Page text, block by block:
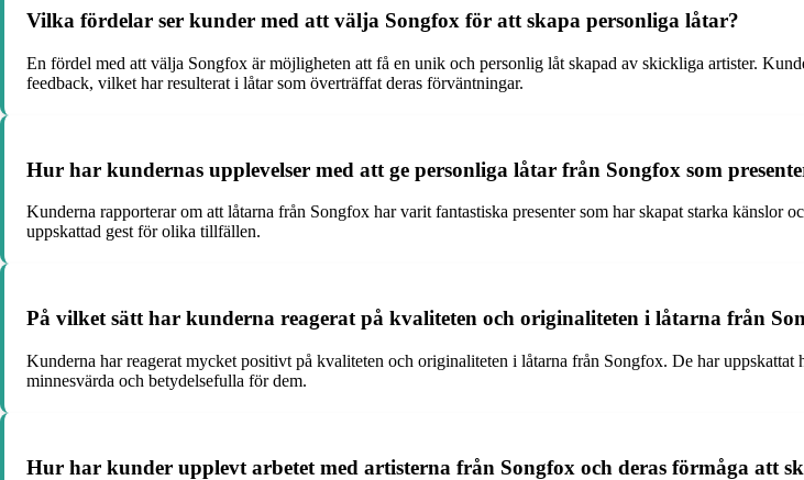
Vilka fördelar ser kunder med att välja Songfox för att skapa personliga låtar?
En fördel med att välja Songfox är möjligheten att få en unik och personlig låt skapad av skickliga artister.
feedback, vilket har resulterat i låtar som överträffat deras förväntningar.
Hur har kundernas upplevelser med att ge personliga låtar från Songfox som
Kunderna rapporterar om att låtarna från Songfox har varit fantastiska presenter som har skapat starka
uppskattad gest för olika tillfällen.
På vilket sätt har kunderna reagerat på kvaliteten och originaliteten i låtarna från
Kunderna har reagerat mycket positivt på kvaliteten och originaliteten i låtarna från Songfox. De har
minnesvärda och betydelsefulla för dem.
Hur har kunder upplevt arbetet med artisterna från Songfox och deras förmåga att